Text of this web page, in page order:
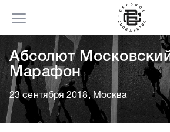
Абсолют
Марафон
23 сентября 2018, Москва